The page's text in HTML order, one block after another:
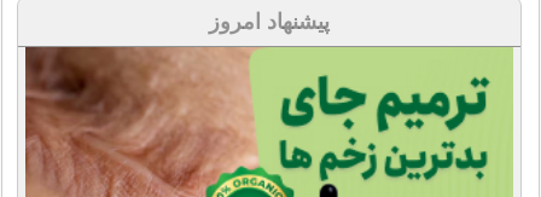
پیشنهاد امروز